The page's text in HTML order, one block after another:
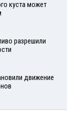
куста может
разрешили
движение